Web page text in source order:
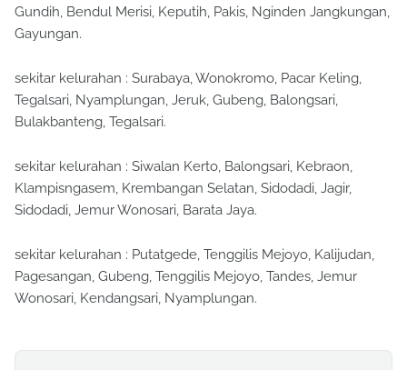
Gundih, Bendul Merisi, Keputih, Pakis, Nginden Jangkungan,
Gayungan.
sekitar kelurahan : Surabaya, Wonokromo, Pacar Keling,
Tegalsari, Nyamplungan, Jeruk, Gubeng, Balongsari,
Bulakbanteng, Tegalsari.
sekitar kelurahan : Siwalan Kerto, Balongsari, Kebraon,
Klampisngasem, Krembangan Selatan, Sidodadi, Jagir,
Sidodadi, Jemur Wonosari, Barata Jaya.
sekitar kelurahan : Putatgede, Tenggilis Mejoyo, Kalijudan,
Pagesangan, Gubeng, Tenggilis Mejoyo, Tandes, Jemur
Wonosari, Kendangsari, Nyamplungan.